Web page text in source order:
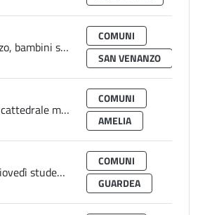
San Venanzo, bambini scuola infanzia a lezione di cavalli
COMUNI
SAN VENANZO
Amelia, da cattedrale messaggio pace: Domani concerto per popolazioni colpite da guerra con Cristiana Pegoraro insieme a musiciste russe e ucraine
COMUNI
AMELIA
Guardea, giovedì studenti scuole locali e di Alviano a lezione legalità
COMUNI
GUARDEA